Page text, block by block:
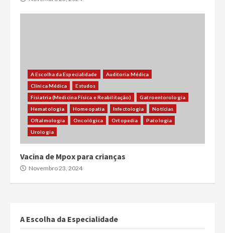
A Escolha da Especialidade
Auditoria Médica
Clínica Médica
Estudos
Fisiatria (Medicina Física e Reabilitação)
Gatroentorologia
Hematologia
Homeopatia Infectologia
Notícias
Oftalmologia
Oncológica Ortopedia
Patologia
Urologia
Vacina de Mpox para crianças
Novembro 23, 2024
A Escolha da Especialidade